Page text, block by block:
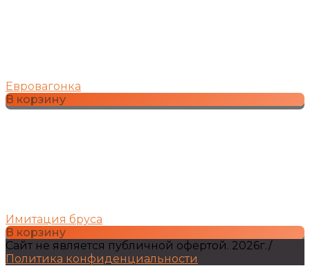
Евровагонка
В корзину
Имитация бруса
В корзину
Сайт не является публичной офертой. 2026г./
Политика конфиденциальности